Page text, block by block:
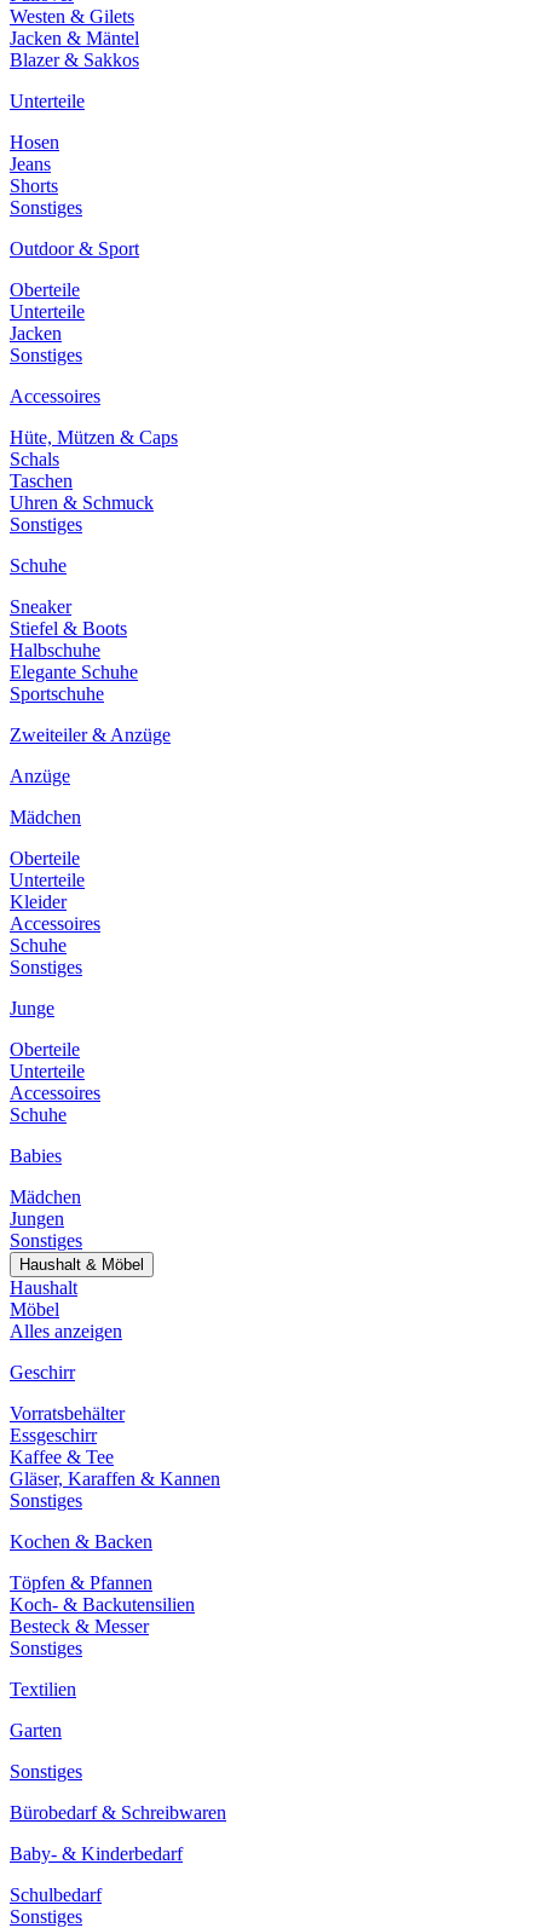
Westen & Gilets
Jacken & Mäntel
Blazer & Sakkos
Unterteile
Hosen
Jeans
Shorts
Sonstiges
Outdoor & Sport
Oberteile
Unterteile
Jacken
Sonstiges
Accessoires
Hüte, Mützen & Caps
Schals
Taschen
Uhren & Schmuck
Sonstiges
Schuhe
Sneaker
Stiefel & Boots
Halbschuhe
Elegante Schuhe
Sportschuhe
Zweiteiler & Anzüge
Anzüge
Mädchen
Oberteile
Unterteile
Kleider
Accessoires
Schuhe
Sonstiges
Junge
Oberteile
Unterteile
Accessoires
Schuhe
Babies
Mädchen
Jungen
Sonstiges
Haushalt & Möbel
Haushalt
Möbel
Alles anzeigen
Geschirr
Vorratsbehälter
Essgeschirr
Kaffee & Tee
Gläser, Karaffen & Kannen
Sonstiges
Kochen & Backen
Töpfen & Pfannen
Koch- & Backutensilien
Besteck & Messer
Sonstiges
Textilien
Garten
Sonstiges
Bürobedarf & Schreibwaren
Baby- & Kinderbedarf
Schulbedarf
Sonstiges